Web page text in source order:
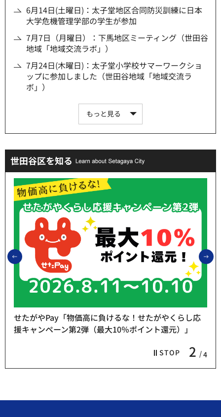
6月14日(土曜日)：太子堂地区合同防災訓練に日本
大学危機管理学部の学生が参加
7月7日（月曜日）：下馬地区ミーティング（世田谷
地域「地域交流ラボ」）
7月24日(木曜日)：太子堂小学校サマーワークショ
ップに参加しました（世田谷地域「地域交流ラ
ボ」）
もっと見る
世田谷区を知る
前のスライドを表示
STOP 2 4
せたがやPay「物価高に負けるな！せたがやくらし応
援キャンペーン第2弾（最大10％ポイント還元）」